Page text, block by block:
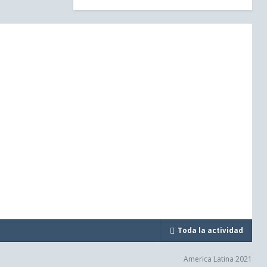
Toda la actividad
America Latina 2021